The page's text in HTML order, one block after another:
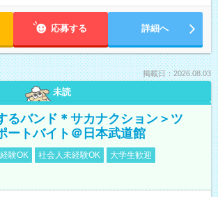
応募する 詳細へ
掲載日：2026.08.03
未読
るバンド＊サカナクション＞ツ
ートバイト＠日本武道館
験OK 社会人未経験OK
大学生歓迎